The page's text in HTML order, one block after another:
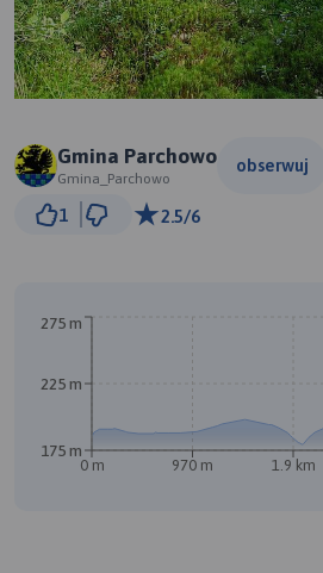
Gmina Parchowo
Gmina_Parchowo
obserwuj
1 2.5/6
0 m 970 m 1.9 km
175 m
225 m
275 m